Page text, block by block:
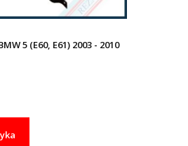
5 (E60, E61) 2003 - 2010